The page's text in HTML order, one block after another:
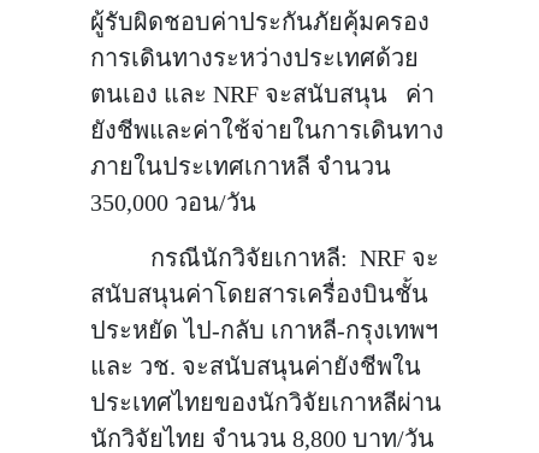
ผู้รับผิดชอบค่าประกันภัยคุ้มครอง
การเดินทางระหว่างประเทศด้วย
ตนเอง และ NRF จะสนับสนุน ค่า
ยังชีพและค่าใช้จ่ายในการเดินทาง
ภายในประเทศเกาหลี จำนวน
350,000 วอน/วัน
กรณีนักวิจัยเกาหลี: NRF จะ
สนับสนุนค่าโดยสารเครื่องบินชั้น
ประหยัด ไป-กลับ เกาหลี-กรุงเทพฯ
และ วช. จะสนับสนุนค่ายังชีพใน
ประเทศไทยของนักวิจัยเกาหลีผ่าน
นักวิจัยไทย จำนวน 8,800 บาท/วัน